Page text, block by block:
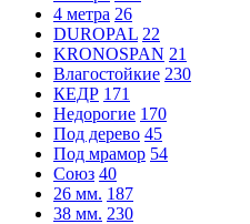
4 метра 26
DUROPAL 22
KRONOSPAN 21
Влагостойкие 230
КЕДР 171
Недорогие 170
Под дерево 45
Под мрамор 54
Союз 40
26 мм. 187
38 мм. 230